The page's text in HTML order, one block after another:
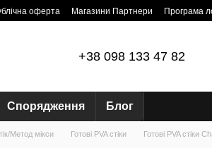
оферта Магазини Партнери Програма
+38 098 133 47 82
Спорядження Блог
Метод мікси Готові PVA стіки Готові PVA стіки